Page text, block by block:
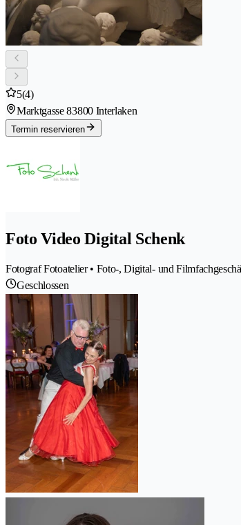
5(4)
Marktgasse 83800 Interlaken
Termin reservieren
Foto Video Digital Schenk
Fotograf Fotoatelier • Foto-, Digital- und
Geschlossen